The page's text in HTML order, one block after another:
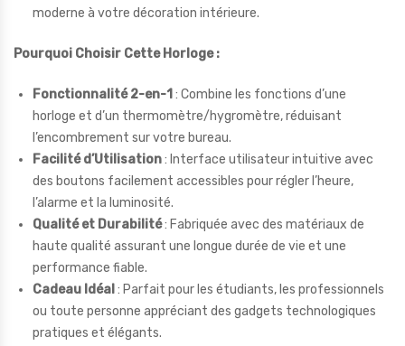
moderne à votre décoration intérieure.
Pourquoi Choisir Cette Horloge :
Fonctionnalité 2-en-1 : Combine les fonctions d’une
horloge et d’un thermomètre/hygromètre, réduisant
l’encombrement sur votre bureau.
Facilité d’Utilisation: Interface utilisateur intuitive avec
des boutons facilement accessibles pour régler l’heure,
l’alarme et la luminosité.
Qualité et Durabilité: Fabriquée avec des matériaux de
haute qualité assurant une longue durée de vie et une
performance fiable.
Cadeau Idéal : Parfait pour les étudiants, les professionnels
ou toute personne appréciant des gadgets technologiques
pratiques et élégants.